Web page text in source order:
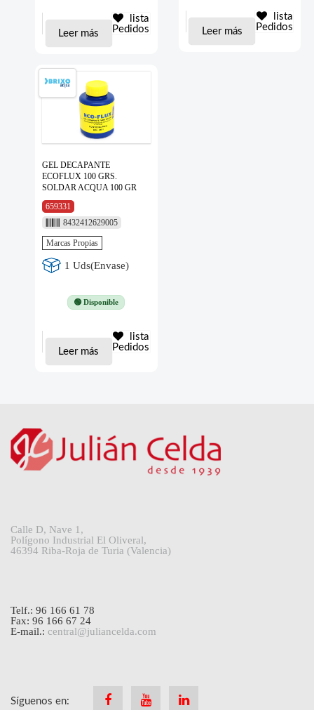
Leer más
lista
Pedidos
Leer más
lista
Pedidos
GEL DECAPANTE
ECOFLUX 100 GRS.
SOLDAR ACQUA 100 GR
659331
8432412629005
Marcas Propias
1 Uds(Envase)
🟢 Disponible
Leer más
lista
Pedidos
Calle D, Nave 1,
Polígono Industrial El Oliveral,
46394 Riba-Roja de Turia (Valencia)
Telf.: 96 166 61 78
Fax: 96 166 67 24
E-mail.: central@juliancelda.com
Síguenos en: FacebookYoutube Linkedin